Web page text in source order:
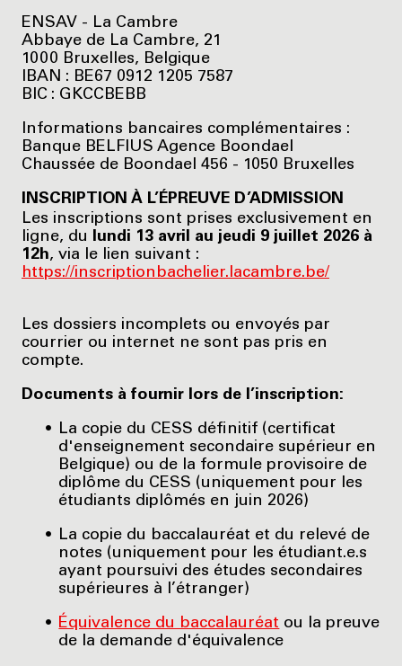
ENSAV - La Cambre
Abbaye de La Cambre, 21
1000 Bruxelles, Belgique
IBAN : BE67 0912 1205 7587
BIC : GKCCBEBB
Informations bancaires complémentaires :
Banque BELFIUS Agence Boondael
Chaussée de Boondael 456 - 1050 Bruxelles
INSCRIPTION À L’ÉPREUVE D’ADMISSION
Les inscriptions sont prises exclusivement en
ligne, du
lundi 13 avril au jeudi 9 juillet 2026 à
12h, via le lien suivant :
https://inscriptionbachelier.lacambre.be/
Les dossiers incomplets ou envoyés par
courrier ou internet ne sont pas pris en
compte.
Documents à fournir lors de l’inscription:
La copie du CESS définitif (certificat
d'enseignement secondaire supérieur en
Belgique) ou de la formule provisoire de
diplôme du CESS (uniquement pour les
étudiants diplômés en juin 2026)
La copie du baccalauréat et du relevé de
notes (uniquement pour les étudiant.e.s
ayant poursuivi des études secondaires
supérieures à l’étranger)
Équivalence du baccalauréat ou la preuve
de la demande d'équivalence